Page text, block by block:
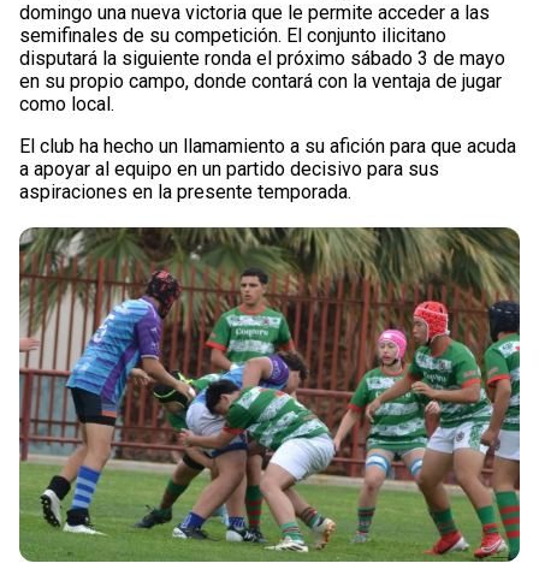
domingo una nueva victoria que le permite acceder a las
semifinales de su competición. El conjunto ilicitano
disputará la siguiente ronda el próximo sábado 3 de mayo
en su propio campo, donde contará con la ventaja de jugar
como local.
El club ha hecho un llamamiento a su afición para que acuda
a apoyar al equipo en un partido decisivo para sus
aspiraciones en la presente temporada.